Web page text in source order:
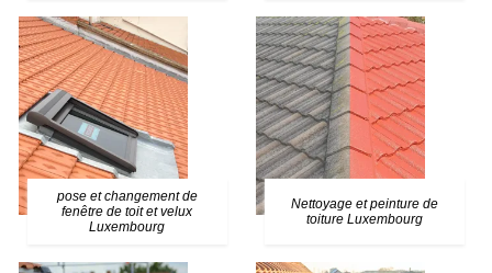
pose et changement de
fenêtre de toit et velux
Luxembourg
Nettoyage et peinture de
toiture Luxembourg